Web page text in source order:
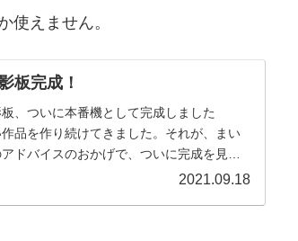
使えません。
板完成！
、ついに本番機として完成しました
品を作り続けてきました。それが、まい
ドバイスのおかげで、ついに完成を見ま
2021.09.18